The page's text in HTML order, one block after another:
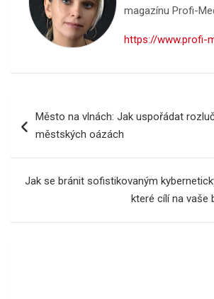
magazínu Profi-
https://www.profi-
proMěsto na vlnách: Jak uspořádat
městských oázách
Jak se bránit sofistikovaným
které cílí na vaše